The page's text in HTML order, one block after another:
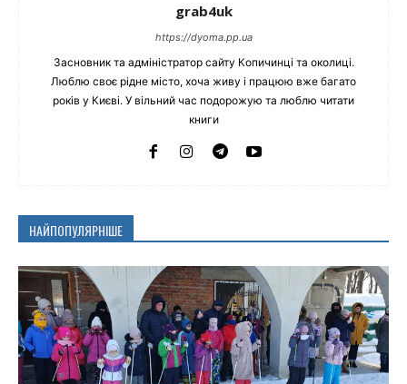
grab4uk
https://dyoma.pp.ua
Засновник та адміністратор сайту Копичинці та околиці.
Люблю своє рідне місто, хоча живу і працюю вже багато
років у Києві. У вільний час подорожую та люблю читати
книги
НАЙПОПУЛЯРНІШЕ